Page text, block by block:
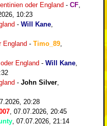
oder England - CF
10:23
- Will Kane
England - Timo_89
England - Will Kane
- John Silver
20:28
07.07.2026, 20:45
07.07.2026, 21:14